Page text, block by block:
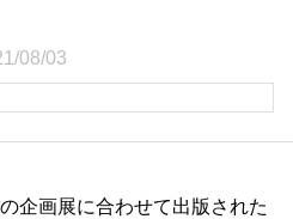
08/03
企画展に合わせて出版された